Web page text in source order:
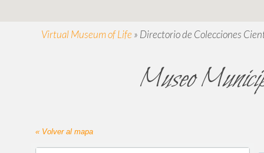
Virtual Museum of Life » Directorio de Colecciones
Museo
« Volver al mapa